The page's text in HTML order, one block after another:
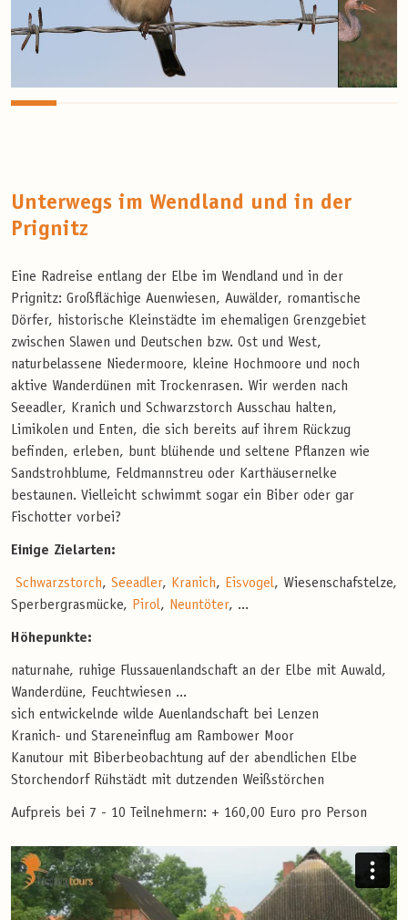
Unterwegs im Wendland und in der
Prignitz
Eine Radreise entlang der Elbe im Wendland und in der
Prignitz: Großflächige Auenwiesen, Auwälder, romantische
Dörfer, historische Kleinstädte im ehemaligen Grenzgebiet
zwischen Slawen und Deutschen bzw. Ost und West,
naturbelassene Niedermoore, kleine Hochmoore und noch
aktive Wanderdünen mit Trockenrasen. Wir werden nach
Seeadler, Kranich und Schwarzstorch Ausschau halten,
Limikolen und Enten, die sich bereits auf ihrem Rückzug
befinden, erleben, bunt blühende und seltene Pflanzen wie
Sandstrohblume, Feldmannstreu oder Karthäusernelke
bestaunen. Vielleicht schwimmt sogar ein Biber oder gar
Fischotter vorbei?
Einige Zielarten:
Schwarzstorch, Seeadler, Kranich, Eisvogel, Wiesenschafstelze,
Sperbergrasmücke, Pirol, Neuntöter, ...
Höhepunkte:
naturnahe, ruhige Flussauenlandschaft an der Elbe mit Auwald,
Wanderdüne, Feuchtwiesen ...
sich entwickelnde wilde Auenlandschaft bei Lenzen
Kranich- und Stareneinflug am Rambower Moor
Kanutour mit Biberbeobachtung auf der abendlichen Elbe
Storchendorf Rühstädt mit dutzenden Weißstörchen
Aufpreis bei 7 - 10 Teilnehmern: + 160,00 Euro pro Person